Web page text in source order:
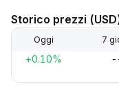
Storico prezzi
Oggi 7
+0.10%